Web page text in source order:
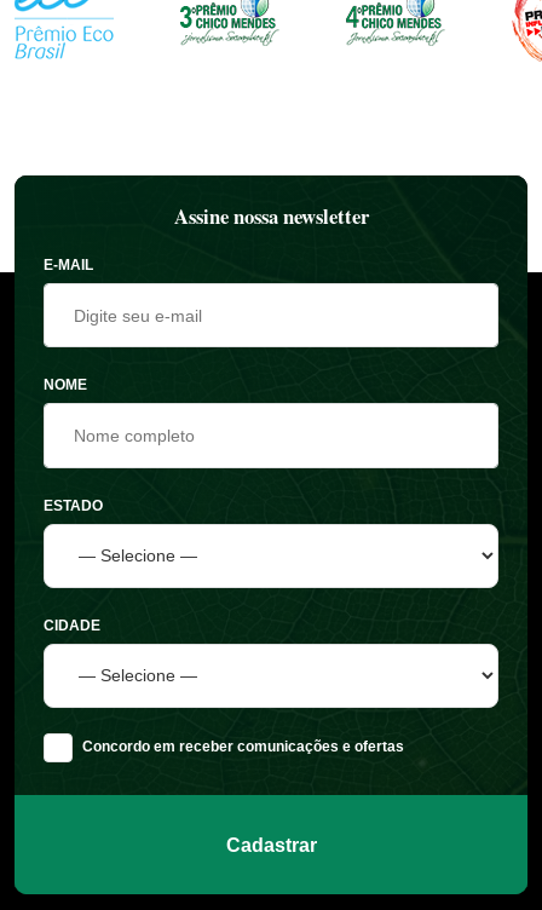
Assine nossa newsletter
E-MAIL
NOME
ESTADO
CIDADE
Concordo em receber comunicações e ofertas
Cadastrar